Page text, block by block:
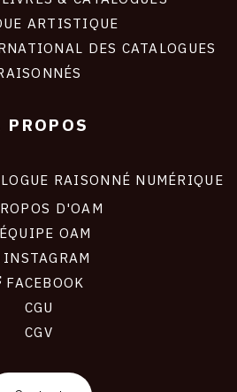
ARTISTIQUE
DES CATALOGUES
PROPOS
RAISONNÉ NUMÉRIQUE
D'OAM
OAM
FACEBOOK
CGU
CGV